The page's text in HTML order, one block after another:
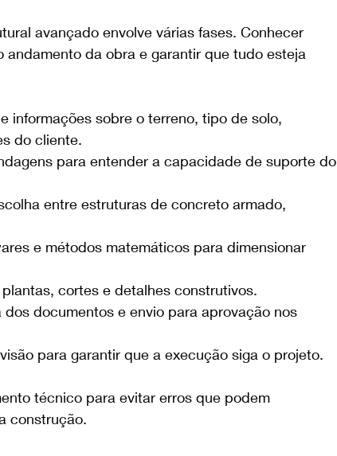
avançado envolve várias fases. Conhecer
da obra e garantir que tudo esteja
informações sobre o terreno, tipo de solo,
do cliente.
para entender a capacidade de suporte do
entre estruturas de concreto armado,
e métodos matemáticos para dimensionar
cortes e detalhes construtivos.
dos documentos e envio para aprovação nos
para garantir que a execução siga o projeto.
técnico para evitar erros que podem
construção.